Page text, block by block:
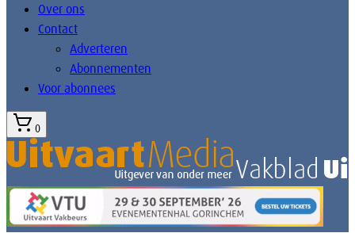
Over ons
Contact
Adverteren
Abonnementen
Voor abonnees
0